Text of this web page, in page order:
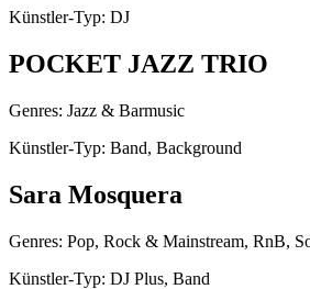
Künstler-Typ: DJ
POCKET JAZZ TRIO
Genres: Jazz & Barmusic
Künstler-Typ: Band, Background
Sara Mosquera
Genres: Pop, Rock & Mainstream, RnB,
Künstler-Typ: DJ Plus, Band